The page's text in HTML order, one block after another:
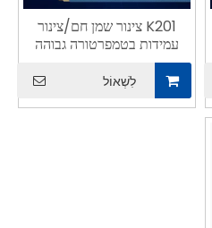
K201 צינור שמן חם/צינור
עמידות בטמפרטורה גבוהה
לִשְׁאוֹל